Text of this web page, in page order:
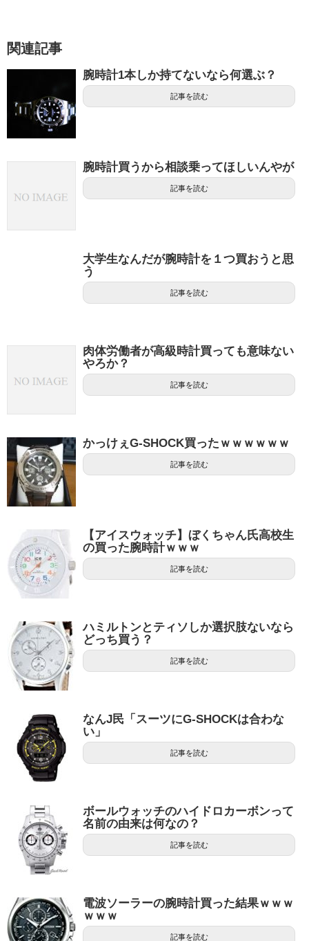
関連記事
腕時計1本しか持てないなら何選ぶ？
記事を読む
腕時計買うから相談乗ってほしいんやが
記事を読む
大学生なんだが腕時計を１つ買おうと思
う
記事を読む
肉体労働者が高級時計買っても意味ない
やろか？
記事を読む
かっけぇG-SHOCK買ったｗｗｗｗｗｗ
記事を読む
【アイスウォッチ】ぼくちゃん氏高校生
の買った腕時計ｗｗｗ
記事を読む
ハミルトンとティソしか選択肢ないなら
どっち買う？
記事を読む
なんJ民「スーツにG-SHOCKは合わな
い」
記事を読む
ボールウォッチのハイドロカーボンって
名前の由来は何なの？
記事を読む
電波ソーラーの腕時計買った結果ｗｗｗ
ｗｗｗ
記事を読む